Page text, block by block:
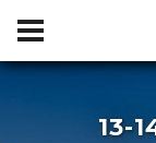
13-